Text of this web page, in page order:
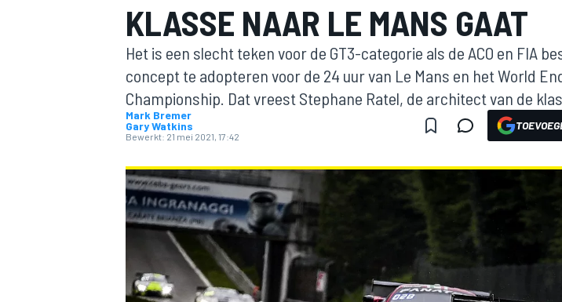
MOTOGP
KLASSE NAAR LE MANS GAAT
Het is een slecht teken voor de GT3-categorie als de ACO en FIA
concept te adopteren voor de 24 uur van Le Mans en het World
Championship. Dat vreest Stephane Ratel, de architect van de
Mark Bremer
Gary Watkins
Bewerkt: 21 mei 2021, 17:42